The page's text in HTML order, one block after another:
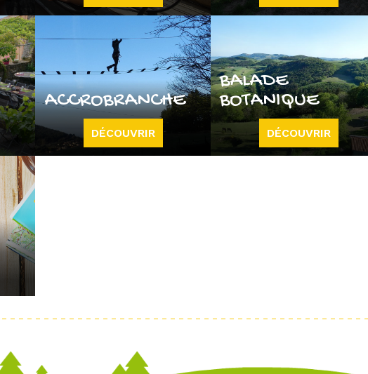
ACCROBRANCHE
DÉCOUVRIR
BALADE
BOTANIQUE
DÉCOUVRIR